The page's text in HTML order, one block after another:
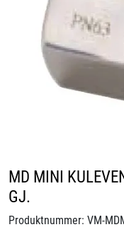
MD MINI
GJ.
Produktnummer: VM-
Brosjyrer
Knolval
Prosjekter
Om oss